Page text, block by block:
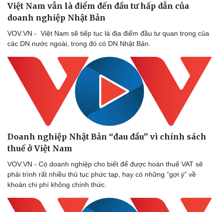
Thế giới thể thao
eSports
Hậu trường
Tư vấn
Việt Nam vẫn là điểm đến đầu tư hấp dẫn của
doanh nghiệp Nhật Bản
VOV.VN - Việt Nam sẽ tiếp tục là địa điểm đầu tư quan trọng của
các DN nước ngoài, trong đó có DN Nhật Bản.
Doanh nghiệp Nhật Bản “đau đầu” vì chính sách
thuế ở Việt Nam
VOV.VN - Có doanh nghiệp cho biết để được hoàn thuế VAT sẽ
phải trình rất nhiều thủ tục phức tạp, hay có những “gợi ý” về
khoản chi phí không chính thức.